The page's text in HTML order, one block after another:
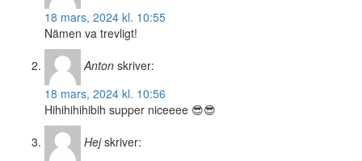
18 mars, 2024 kl. 10:55
Nämen va trevligt!
Anton skriver:
18 mars, 2024 kl. 10:56
Hihihihihibih supper niceeee 😎😎
Hej skriver: